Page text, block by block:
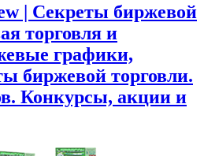
| Секреты биржевой
торговля и
графики,
биржевой торговли.
Конкурсы, акции и